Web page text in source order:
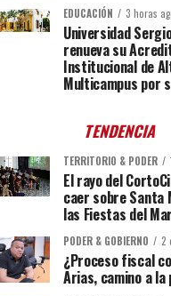
EDUCACIÓN 3 horas
Universidad
renueva su
Institucional de
Multicampus por
TENDENCIA
TERRITORIO & PODER
El rayo del
caer sobre
las Fiestas del Mar
PODER & GOBIERNO 2
¿Proceso fiscal
Arias, camino a la